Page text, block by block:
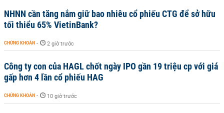
NHNN cần tăng nắm giữ bao nhiêu cổ phiếu CTG để sở hữu
tối thiểu 65% VietinBank?
CHỨNG KHOÁN - 2 giờ trước
Công ty con của HAGL chốt ngày IPO gần 19 triệu cp với giá
gấp hơn 4 lần cổ phiếu HAG
CHỨNG KHOÁN - 10 giờ trước